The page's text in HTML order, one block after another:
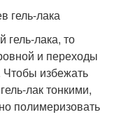
гель-лака
гель-лака, то
и переходы
избежать
лак тонкими,
полимеризовать